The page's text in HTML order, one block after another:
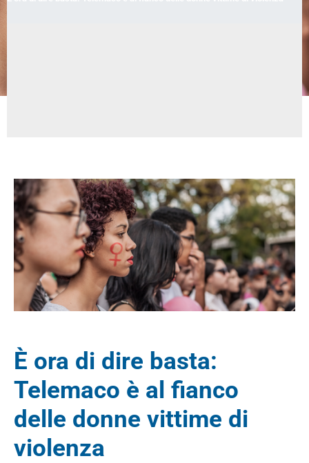
È ora di dire basta:
Telemaco è al fianco
delle donne vittime di
violenza